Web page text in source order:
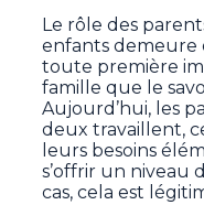
Le rôle des
enfants demeure
toute première
famille que le
Aujourd’hui, les
deux travaillent,
leurs besoins
s’offrir un niveau
cas, cela est